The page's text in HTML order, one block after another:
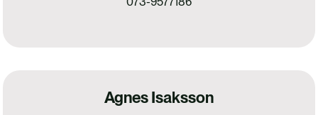
Agnes Isaksson